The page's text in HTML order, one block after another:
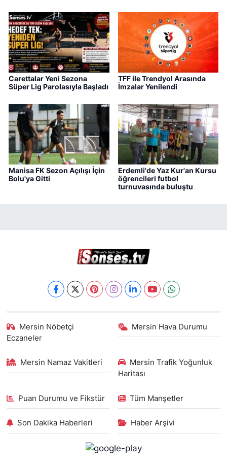
Carettalar Yeni Sezona
Süper Lig Parolasıyla Başladı
TFF ile Trendyol Arasında
İmzalar Yenilendi
Manisa FK Sezon Açılışı İçin
Bolu'ya Gitti
Erdemli'de Yaz Kur'an Kursu
öğrencileri futbol
turnuvasında buluştu
Mersin Nöbetçi
Eczaneler
Mersin Hava Durumu
Mersin Namaz Vakitleri
Mersin Trafik Yoğunluk
Haritası
Puan Durumu ve Fikstür Tüm Manşetler
Son Dakika Haberleri Haber Arşivi